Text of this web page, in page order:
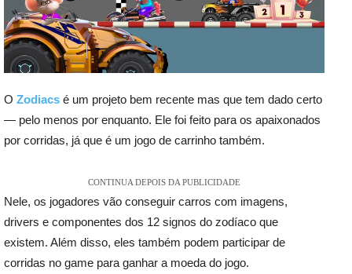
O Zodiacs é um projeto bem recente mas que tem dado certo
— pelo menos por enquanto. Ele foi feito para os apaixonados
por corridas, já que é um jogo de carrinho também.
CONTINUA DEPOIS DA PUBLICIDADE
Nele, os jogadores vão conseguir carros com imagens,
drivers e componentes dos 12 signos do zodíaco que
existem. Além disso, eles também podem participar de
corridas no game para ganhar a moeda do jogo.